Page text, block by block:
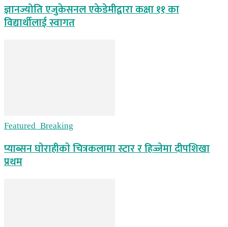
ज्ञानज्योति एजुकेसनल एकेडेमीद्वारा कक्षा ११ का
विद्यार्थीलाई स्वागत
Featured_Breaking
प्याब्सन घाेराहीकाे चित्रकलामा स्टार र हिज्जेमा दीपशिखा
प्रथम